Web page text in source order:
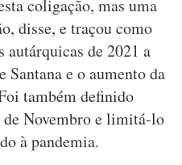
coligação, mas uma
disse, e traçou como
autárquicas de 2021 a
Santana e o aumento da
também definido
de Novembro e limitá-lo
à pandemia.